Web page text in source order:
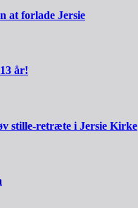
at forlade Jersie
år!
stille-retræte i Jersie Kirke